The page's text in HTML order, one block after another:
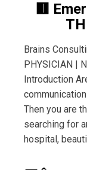
🟥
Brains
PHYSICIAN |
Introduction
Then you are
searching for
hospital,